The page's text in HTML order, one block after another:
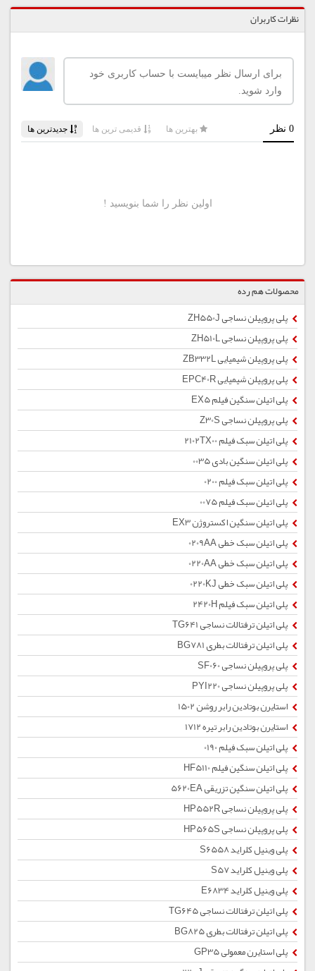
نظرات کاربران
محصولات هم رده
پلی پروپیلن نساجی ZH550J
پلی پروپیلن نساجی ZH510L
پلی پروپیلن شیمیایی ZB332L
پلی پروپیلن شیمیایی EPC40R
پلی اتیلن سنگین فیلم EX5
پلی پروپیلن نساجی Z30S
پلی اتیلن سبک فیلم 2102TX00
پلی اتیلن سنگین بادی 0035
پلی اتیلن سبک فیلم 0200
پلی اتیلن سبک فیلم 0075
پلی اتیلن سنگین اکستروژن EX3
پلی اتیلن سبک خطی 0209AA
پلی اتیلن سبک خطی 0220AA
پلی اتیلن سبک خطی 0220KJ
پلی اتیلن سبک فیلم 2420H
پلی اتیلن ترفتالات نساجی TG641
پلی اتیلن ترفتالات بطری BG781
پلی پروپیلن نساجی SF060
پلی پروپیلن نساجی PYI220
استایرن بوتادین رابر روشن 1502
استایرن بوتادین رابر تیره 1712
پلی اتیلن سبک فیلم 0190
پلی اتیلن سنگین فیلم HF5110
پلی اتیلن سنگین تزریقی 5620EA
پلی پروپیلن نساجی HP552R
پلی پروپیلن نساجی HP565S
پلی وینیل کلراید S6558
پلی وینیل کلراید S57
پلی وینیل کلراید E6834
پلی اتیلن ترفتالات نساجی TG645
پلی اتیلن ترفتالات بطری BG825
پلی استایرن معمولی GP35